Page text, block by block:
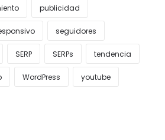
publicidad
seguidores
SERP SERPs tendencia
WordPress youtube